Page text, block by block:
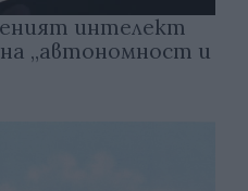
интелект
„автономност и